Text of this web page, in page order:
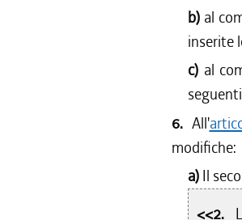
b) al
inserite
c) al
6. All'
modifiche:
a) Il
<<2.